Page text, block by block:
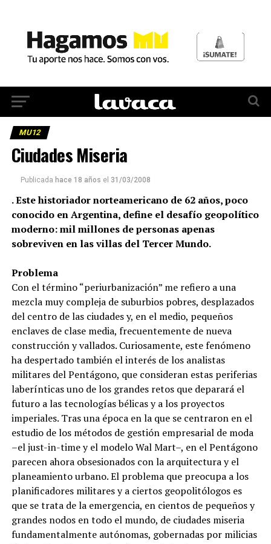
MU12
Ciudades Miseria
Publicada hace 18 años el 31/03/2008
. Este historiador norteamericano de 62 años, poco
conocido en Argentina, define el desafío geopolítico
moderno: mil millones de personas apenas
sobreviven en las villas del Tercer Mundo.
Problema
Con el término “periurbanización” me refiero a una
mezcla muy compleja de suburbios pobres, desplazados
del centro de las ciudades y, en el medio, pequeños
enclaves de clase media, frecuentemente de nueva
construcción y vallados. Curiosamente, este fenómeno
ha despertado también el interés de los analistas
militares del Pentágono, que consideran estas periferias
laberínticas uno de los grandes retos que deparará el
futuro a las tecnologías bélicas y a los proyectos
imperiales. Tras una época en la que se centraron en el
estudio de los métodos de gestión empresarial de moda
–el just-in-time y el modelo Wal Mart–, en el Pentágono
parecen ahora obsesionados con la arquitectura y el
planeamiento urbano. El problema que preocupa a los
planificadores militares y a ciertos geopolitólogos es
que se trata de la emergencia, en cientos de pequeños y
grandes nodos en todo el mundo, de ciudades miseria
fundamentalmente autónomas, gobernadas por milicias